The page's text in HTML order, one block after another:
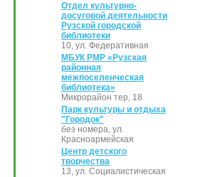
Отдел культурно-
досуговой деятельности
Рузской городской
библиотеки
10, ул. Федеративная
МБУК РМР «Рузская
районная
межпоселенческая
библиотека»
Микрорайон тер, 18
Парк культуры и отдыха
"Городок"
без номера, ул.
Красноармейская
Центр детского
творчества
13, ул. Социалистическая